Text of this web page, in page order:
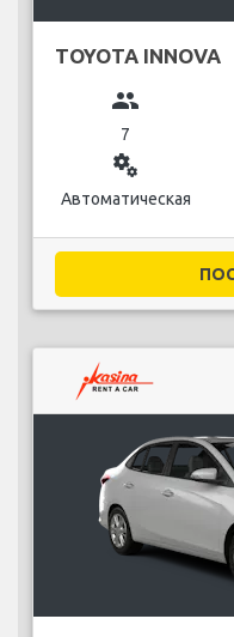
TOYOTA INNOVA
group
7
miscellaneous_services
Автоматическая